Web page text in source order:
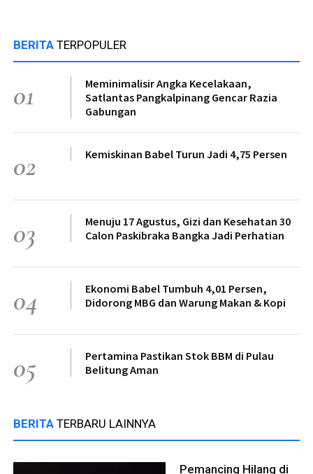
BERITA TERPOPULER
01
Meminimalisir Angka Kecelakaan,
Satlantas Pangkalpinang Gencar Razia
Gabungan
02 Kemiskinan Babel Turun Jadi 4,75 Persen
03
Menuju 17 Agustus, Gizi dan Kesehatan 30
Calon Paskibraka Bangka Jadi Perhatian
04
Ekonomi Babel Tumbuh 4,01 Persen,
Didorong MBG dan Warung Makan & Kopi
05
Pertamina Pastikan Stok BBM di Pulau
Belitung Aman
BERITA TERBARU LAINNYA
Pemancing Hilang di